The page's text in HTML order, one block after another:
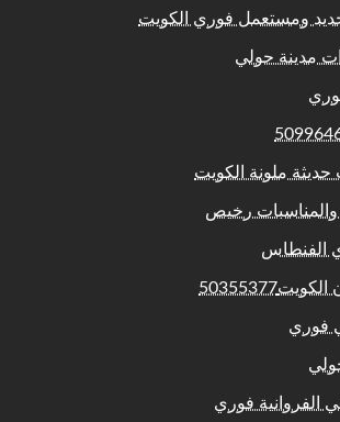
ومستعمل فوري الكويت
مدينة حولي
ملونة الكويت
والمناسبات رخيص
الفنطاس
فوري
الفروانية فوري